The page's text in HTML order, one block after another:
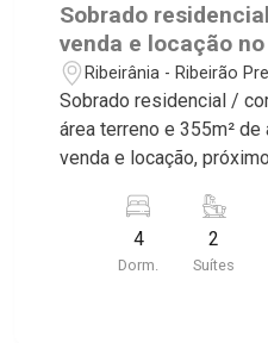
Sobrado
venda e locação
próximo à
Ribeirão Preto/SP.
Ribeirânia - Ribeirão
Sobrado residencial /
área terreno e 355m²
venda e locação,
características deste
Imobiliária selecionou para você: -
terreno e 355m² de
4
Dorm.
2
Suítes